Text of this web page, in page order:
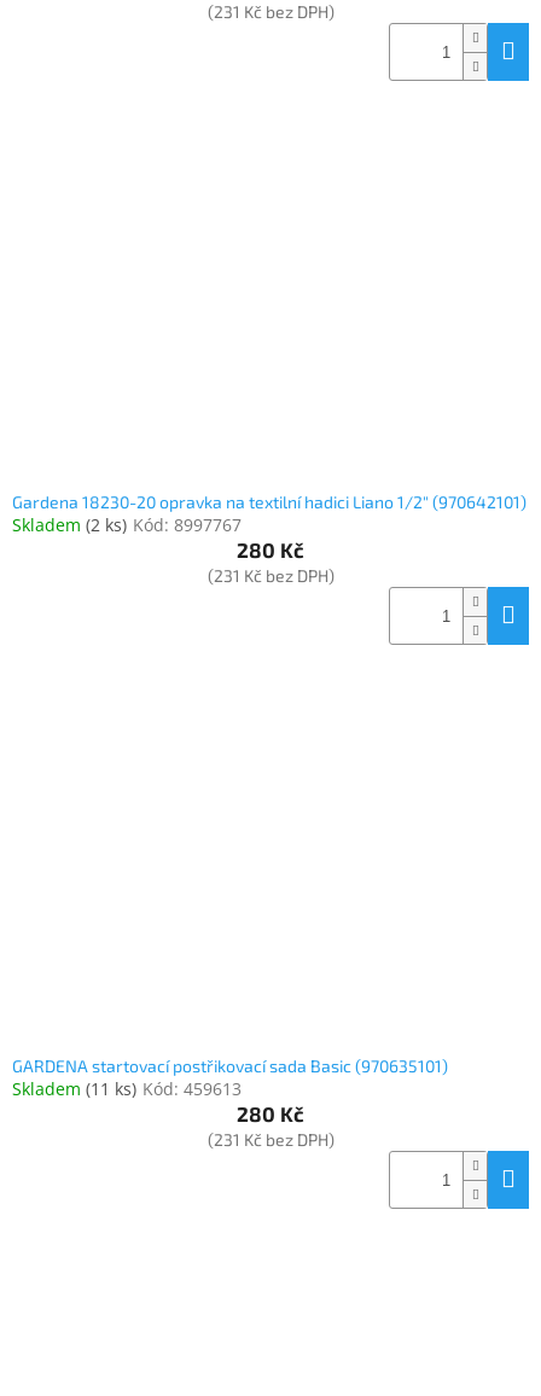
(231 Kč bez DPH)
Gardena 18230-20 opravka na textilní hadici Liano 1/2" (970642101)
Skladem (2 ks) Kód: 8997767
280 Kč
(231 Kč bez DPH)
GARDENA startovací postřikovací sada Basic (970635101)
Skladem (11 ks) Kód: 459613
280 Kč
(231 Kč bez DPH)